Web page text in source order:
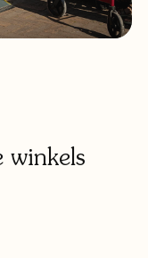
winkels